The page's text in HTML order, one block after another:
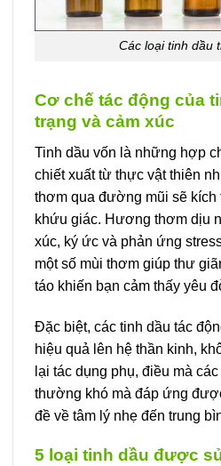
Các loại tinh dầu
Cơ chế tác động của
trạng và cảm xúc
Tinh dầu vốn là những hợp
chiết xuất từ thực vật thiên
thơm qua đường mũi sẽ kích
khứu giác. Hương thơm dịu
xúc, ký ức và phản ứng
một số mùi thơm giúp thư
táo khiến bạn cảm thấy yêu
Đặc biệt, các tinh dầu tác
hiệu quả lên hệ thần kinh,
lại tác dụng phụ, điều mà
thường khó mà đáp ứng
đề về tâm lý nhẹ đến trung
5 loại tinh dầu được